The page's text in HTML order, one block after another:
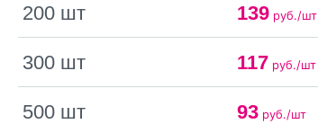
200 шт 139 руб./шт
300 шт 117 руб./шт
500 шт 93 руб./шт